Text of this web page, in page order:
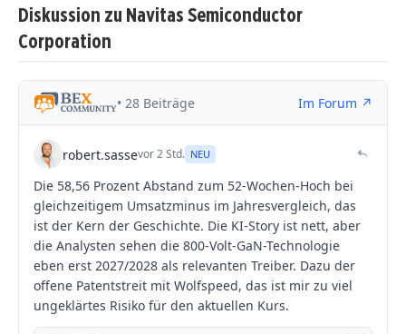
Diskussion zu Navitas Semiconductor
Corporation